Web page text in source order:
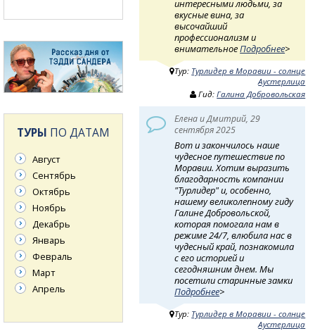
интересными людьми, за
вкусные вина, за
высочайший
профессионализм и
внимательноеПодробнее>
Тур: Турлидер в Моравии - солнце
Аустерлица
Гид:Галина Добровольская
Елена и Дмитрий, 29
сентября 2025
Вот и закончилось наше
чудесное путешествие по
Моравии. Хотим выразить
благодарность компании
"Турлидер" и, особенно,
нашему великолепному гиду
Галине Добровольской,
которая помогала нам в
режиме 24/7, влюбила нас в
чудесный край, познакомила
с его историей и
сегодняшним днем. Мы
посетили старинные замки
Подробнее>
Тур: Турлидер в Моравии - солнце
Аустерлица
ТУРЫ ПО ДАТАМ
Август
Сентябрь
Октябрь
Ноябрь
Декабрь
Январь
Февраль
Март
Апрель